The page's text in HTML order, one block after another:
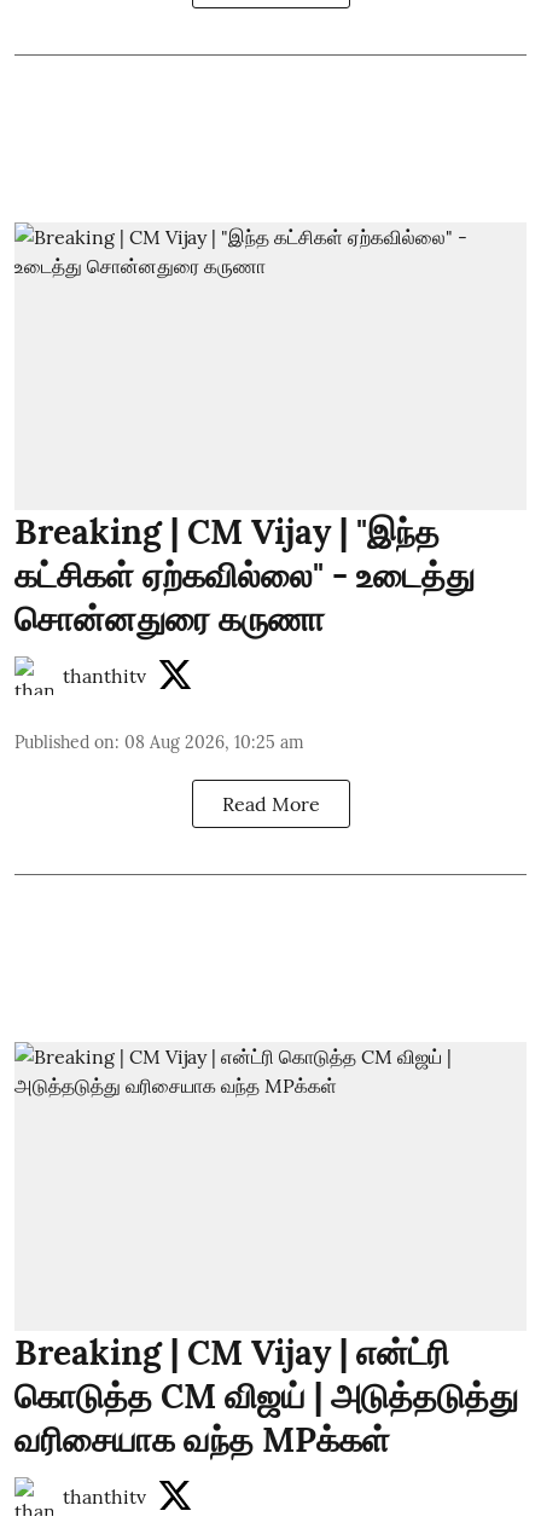
Breaking | CM Vijay | "இந்த
கட்சிகள் ஏற்கவில்லை" - உடைத்து
சொன்னதுரை கருணா
thanthitv
Published on: 08 Aug 2026, 10:25 am
Read More
Breaking | CM Vijay | என்ட்ரி
கொடுத்த CM விஜய் | அடுத்தடுத்து
வரிசையாக வந்த MPக்கள்
thanthitv